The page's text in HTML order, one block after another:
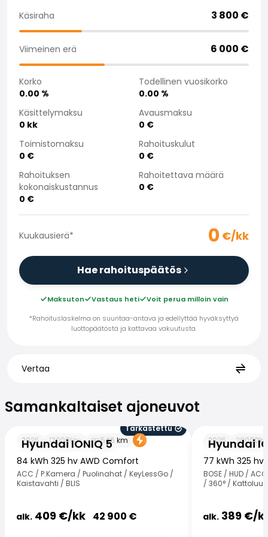
Saka Select
Yritys
Saka Finland Oy
Hallinto
Ostotiimi
Yhteydenotto
Rekrytointi
Laskutustiedot
Medialle
Kokemuksia Sakasta
Reklamaatiot
Käsiraha 3 800 €
Viimeinen erä 6 000 €
Korko
0.00 %
Todellinen vuosikorko
0.00 %
Käsittelymaksu
0 kk
Avausmaksu
0 €
Toimistomaksu
0 €
Rahoituskulut
0 €
Rahoituksen
kokonaiskustannus
0 €
Rahoitettava määrä
0 €
Kuukausierä* 0 €/kk
Hae rahoituspäätös
Maksuton Vastaus heti
Voit perua milloin vain
*Rahoituslaskelma on suuntaa-antava ja edellyttää hyväksyttyä
luottopäätöstä ja kattavaa vakuutusta.
Vertaa
Samankaltaiset ajoneuvot
Hyundai IONIQ 5
Tarkastettu
2025
17000km 546 km
84 kWh 325 hv AWD Comfort
ACC / P.Kamera / Puolinahat / KeyLessGo /
Kaistavahti / BLIS
alk. 409 €/kk 42 900 €
Hyundai
2025 20000
77 kWh 325 hv
BOSE / HUD /
/ 360° /
alk. 389 €/